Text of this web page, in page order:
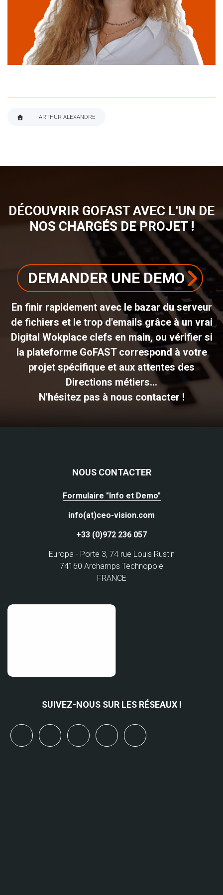
Maria Poinsart
linkedin
ARTHUR ALEXANDRE
DÉCOUVRIR GOFAST AVEC L'UN DE
NOS CHARGÉS DE PROJET !
DEMANDER UNE DEMO
En finir rapidement avec le bazar du serveur
de fichiers et le trop d'emails grâce à un vrai
Digital Wokplace clefs en main, ou vérifier si
la plateforme GoFAST correspond à votre
projet spécifique et aux attentes des
Directions métiers...
N'hésitez pas à nous contacter !
NOUS CONTACTER
Formulaire "Info et Demo"
info(at)ceo-vision.com
+33 (0)972 236 057
Europa - Porte 3, 74 rue Louis Rustin
74160 Archamps Technopole
FRANCE
SUIVEZ-NOUS SUR LES RÉSEAUX !
linkedinyoutubebluesky mastodon